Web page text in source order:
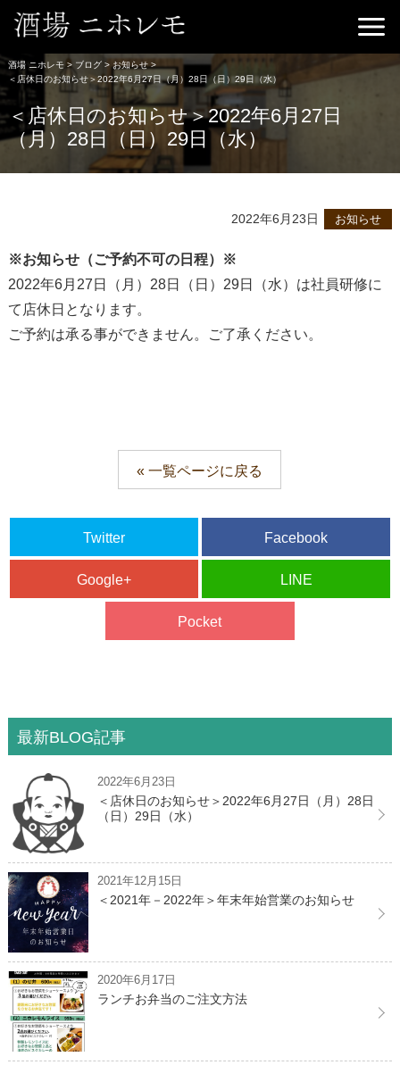
酒場 ニホレモ> ブログ>お知らせ>
＜店休日のお知らせ＞2022年6月27日（月）28日（日）29日（水）
＜店休日のお知らせ＞2022年6月27日
（月）28日（日）29日（水）
2022年6月23日 お知らせ
※お知らせ（ご予約不可の日程）※
2022年6月27日（月）28日（日）29日（水）は社員研修に
て店休日となります。
ご予約は承る事ができません。ご了承ください。
« 一覧ページに戻る
Twitter Facebook
Google+ LINE
Pocket
最新BLOG記事
2022年6月23日
＜店休日のお知らせ＞2022年6月27日（月）28日
（日）29日（水）
2021年12月15日
＜2021年－2022年＞年末年始営業のお知らせ
2020年6月17日
ランチお弁当のご注文方法